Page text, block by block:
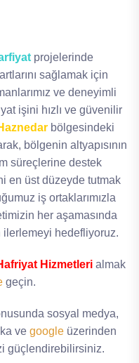
projelerinde
sağlamak için
ve deneyimli
işini hızlı ve güvenilir
bölgesindeki
bölgenin altyapısının
süreçlerine destek
en üst düzeyde tutmak
iş ortaklarımızla
her aşamasında
hedefliyoruz.
Hizmetleri almak
geçin.
sosyal medya,
ve google üzerinden
güçlendirebilirsiniz.